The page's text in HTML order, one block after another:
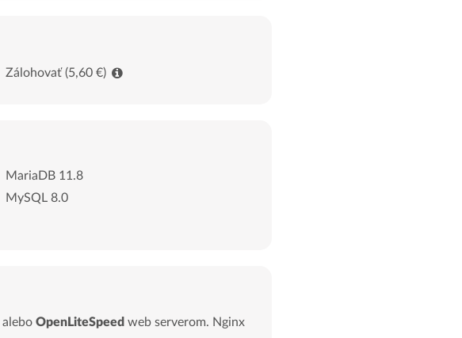
Zálohovať (5,60 €)
MariaDB 11.8
MySQL 8.0
alebo OpenLiteSpeed web serverom. Nginx